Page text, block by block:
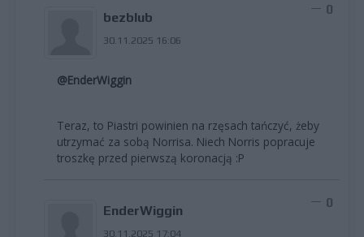
bezblub
30.11.2025 16:06
0
@EnderWiggin
Teraz, to Piastri powinien na rzęsach tańczyć, żeby
utrzymać za sobą Norrisa. Niech Norris popracuje
troszkę przed pierwszą koronacją :P
EnderWiggin
30.11.2025 17:04
0